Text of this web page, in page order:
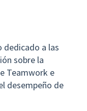
dedicado a las
sobre la
Teamwork e
desempeño de